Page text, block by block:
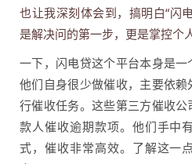
也让我深刻体会到，搞明白“闪
是解决问的第一步，更是掌控个
一下，闪电贷这个平台本身是一
他们自身很少做催收，主要依
行催收任务。这些第三方催收
款人催收逾期款项。他们手中
式，催收非常高效。了解这一